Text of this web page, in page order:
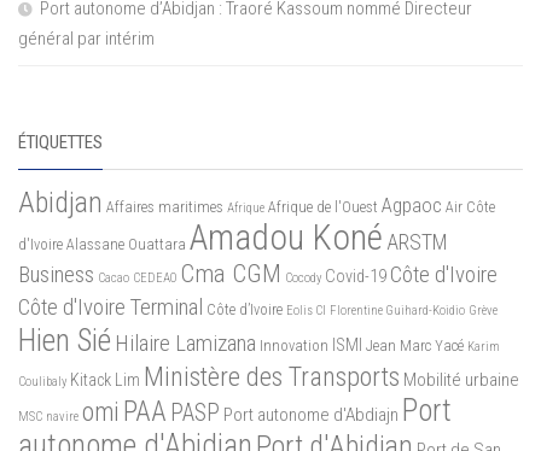
Port autonome d’Abidjan : Traoré Kassoum nommé Directeur
général par intérim
ÉTIQUETTES
Abidjan Affaires maritimes Afrique Afrique de l'Ouest Agpaoc Air Côte
d'Ivoire Alassane Ouattara Amadou Koné ARSTM
Business Cacao CEDEAO Cma CGM Cocody Covid-19 Côte d'Ivoire
Côte d'Ivoire Terminal Côte d’Ivoire Eolis CI Florentine Guihard-Koidio Grève
Hien Sié Hilaire Lamizana Innovation ISMI Jean Marc Yacé Karim
Coulibaly Kitack Lim Ministère des Transports Mobilité urbaine
MSC navire omi PAA PASP Port autonome d'Abdiajn Port